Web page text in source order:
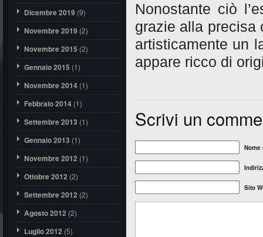
Dicembre 2019 (9)
Novembre 2019 (2)
Novembre 2015 (2)
Gennaio 2015 (1)
Novembre 2014 (1)
Febbraio 2014 (1)
Settembre 2013 (1)
Gennaio 2013 (1)
Novembre 2012 (1)
Ottobre 2012 (2)
Settembre 2012 (2)
Agosto 2012 (2)
Luglio 2012 (5)
Nonostante ciò
grazie alla precisa
artisticamente un
appare ricco di
Scrivi un
Nome
Sito